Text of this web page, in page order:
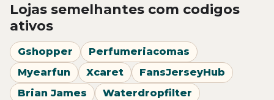
Lojas semelhantes com codigos
ativos
Gshopper
Perfumeriacomas
Myearfun
Xcaret
FansJerseyHub
Brian James
Waterdropfilter